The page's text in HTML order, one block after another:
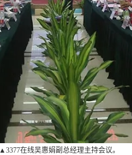
▲3377在线吴惠娟副总经理主持会议。